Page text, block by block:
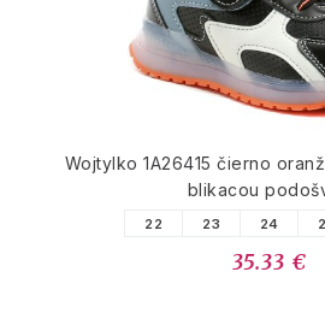
Wojtylko 1A26415 čierno
blikacou
22 23 24
35.33 €